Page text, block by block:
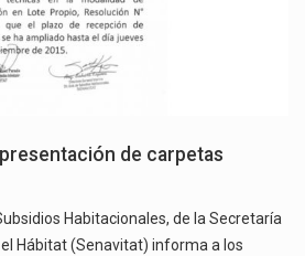
de carpetas
Habitacionales, de la Secretaría
el Hábitat (Senavitat) informa a los